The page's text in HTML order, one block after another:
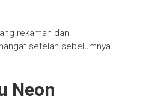
rekaman dan
setelah sebelumnya
Neon